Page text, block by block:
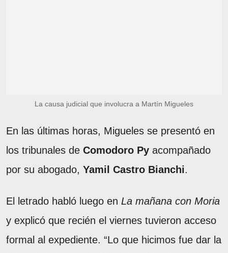
La causa judicial que involucra a Martín Migueles
En las últimas horas, Migueles se presentó en
los tribunales de Comodoro Py acompañado
por su abogado, Yamil Castro Bianchi.
El letrado habló luego en La mañana con Moria
y explicó que recién el viernes tuvieron acceso
formal al expediente. “Lo que hicimos fue dar la